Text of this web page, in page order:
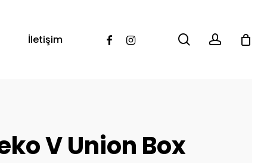
İletişim FacebookInstagram searchaccount
V Union Box